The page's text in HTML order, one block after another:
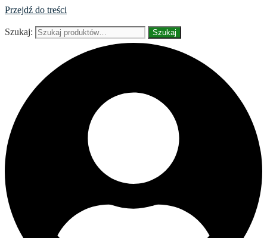
Przejdź do treści
Szukaj: Szukaj